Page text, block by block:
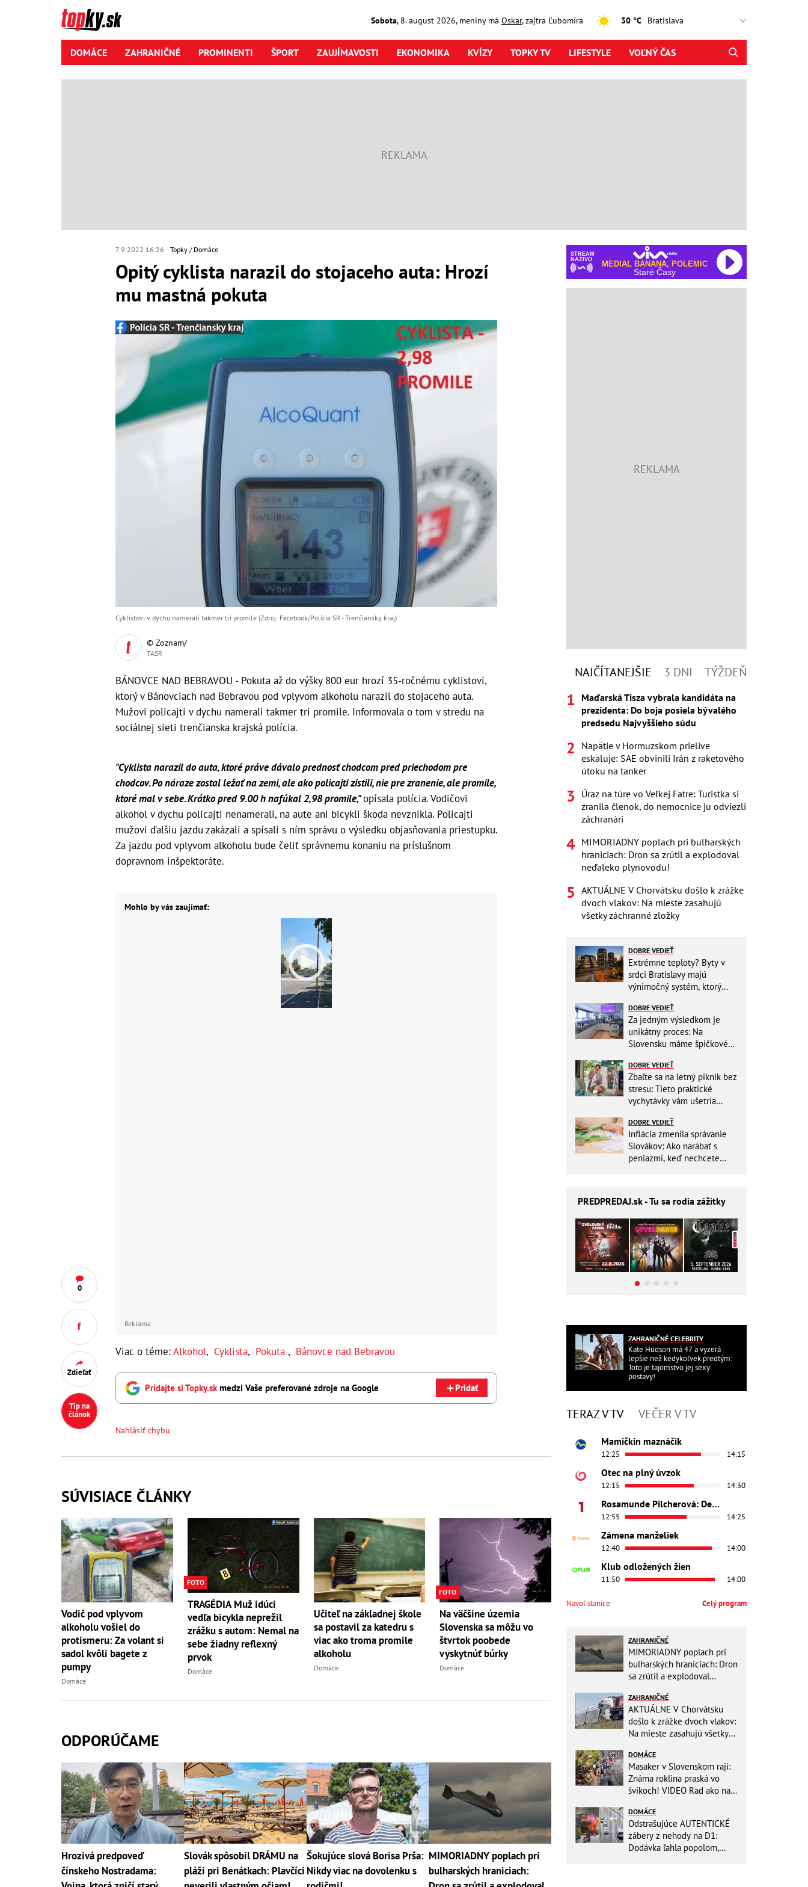
Sobota, 8. august2026, meniny má Oskar, zajtra Ľubomíra 30 °C
DOMÁCE ZAHRANIČNÉ PROMINENTI ŠPORT ZAUJÍMAVOSTI EKONOMIKA KVÍZY TOPKY TV LIFESTYLE VOĽNÝ ČAS
7.9.2022 16:26 Topky Domáce
Opitý cyklista narazil do stojaceho auta: Hrozí
mu mastná pokuta
0
Zdieľať
Tip na
článok
Cyklistovi v dychu namerali takmer tri promile (Zdroj: Facebook/Polícia SR - Trenčiansky kraj)
© Zoznam/
TASR
BÁNOVCE NAD BEBRAVOU - Pokuta až do výšky 800 eur hrozí 35-ročnému cyklistovi,
ktorý v Bánovciach nad Bebravou pod vplyvom alkoholu narazil do stojaceho auta.
Mužovi policajti v dychu namerali takmer tri promile. Informovala o tom v stredu na
sociálnej sieti trenčianska krajská polícia.
"Cyklista narazil do auta, ktoré práve dávalo prednosť chodcom pred priechodom pre
chodcov. Po náraze zostal ležať na zemi, ale ako policajti zistili, nie pre zranenie, ale promile,
ktoré mal v sebe. Krátko pred 9.00 h nafúkal 2,98 promile,"opísala polícia. Vodičovi
alkohol v dychu policajti nenamerali, na aute ani bicykli škoda nevznikla. Policajti
mužovi ďalšiu jazdu zakázali a spísali s ním správu o výsledku objasňovania priestupku.
Za jazdu pod vplyvom alkoholu bude čeliť správnemu konaniu na príslušnom
dopravnom inšpektoráte.
Mohlo by vás zaujímať:
Reklama
Viac o téme:Alkohol, Cyklista, Pokuta , Bánovce nad Bebravou
Pridajte si Topky.skmedzi Vaše preferované zdroje na Google Pridať
Nahlásiť chybu
SÚVISIACE ČLÁNKY
Vodič pod vplyvom
alkoholu vošiel do
protismeru: Za volant si
sadol kvôli bagete z
pumpy
Domáce
FOTO
TRAGÉDIA Muž idúci
vedľa bicykla neprežil
zrážku s autom: Nemal na
sebe žiadny reflexný
prvok
Domáce
Učiteľ na základnej škole
sa postavil za katedru s
viac ako troma promile
alkoholu
Domáce
FOTO
Na väčšine územia
Slovenska sa môžu vo
štvrtok poobede
vyskytnúť búrky
Domáce
ODPORÚČAME
Hrozivá predpoveď
čínskeho Nostradama:
Slovák spôsobil DRÁMU na
pláži pri Benátkach: Plavčíci
Šokujúce slová Borisa Prša:
Nikdy viac na dovolenku s
MIMORIADNY poplach pri
bulharských hraniciach:
STREAM
NAŽIVO
MEDIAL BANANA, POLEMIC
Staré Časy
NAJČÍTANEJŠIE 3 DNI TÝŽDEŇ
Maďarská Tisza vybrala kandidáta na
prezidenta: Do boja posiela bývalého
predsedu Najvyššieho súdu
Napätie v Hormuzskom prielive
eskaluje: SAE obvinili Irán z raketového
útoku na tanker
Úraz na túre vo Veľkej Fatre: Turistka si
zranila členok, do nemocnice ju odviezli
záchranári
MIMORIADNY poplach pri bulharských
hraniciach: Dron sa zrútil a explodoval
neďaleko plynovodu!
AKTUÁLNE V Chorvátsku došlo k zrážke
dvoch vlakov: Na mieste zasahujú
všetky záchranné zložky
DOBRE VEDIEŤ
Extrémne teploty? Byty v
srdci Bratislavy majú
výnimočný systém, ktorý
DOBRE VEDIEŤ
Za jedným výsledkom je
unikátny proces: Na
Slovensku máme špičkové
DOBRE VEDIEŤ
Zbaľte sa na letný piknik bez
stresu: Tieto praktické
vychytávky vám ušetria
DOBRE VEDIEŤ
Inflácia zmenila správanie
Slovákov: Ako narábať s
peniazmi, keď nechcete
PREDPREDAJ.sk - Tu sa rodia zážitky
ZAHRANIČNÉ CELEBRITY
Kate Hudson má 47 a vyzerá
lepšie než kedykoľvek predtým:
Toto je tajomstvo jej sexy
postavy!
TERAZ V TV VEČER V TV
Mamičkin maznáčik
12:25 14:15
Otec na plný úvzok
12:15 14:30
Rosamunde Pilcherová: Dedičstvo lásky
12:55 14:25
Zámena manželiek
12:40 14:00
Klub odložených žien
11:50 14:00
Navoľ stanice Celý program
ZAHRANIČNÉ
MIMORIADNY poplach pri
bulharských hraniciach: Dron
sa zrútil a explodoval
ZAHRANIČNÉ
AKTUÁLNE V Chorvátsku
došlo k zrážke dvoch vlakov:
Na mieste zasahujú všetky
DOMÁCE
Masaker v Slovenskom raji:
Známa roklina praská vo
švíkoch! VIDEO Rad ako na
DOMÁCE
Odstrašujúce AUTENTICKÉ
zábery z nehody na D1:
Dodávka ľahla popolom,